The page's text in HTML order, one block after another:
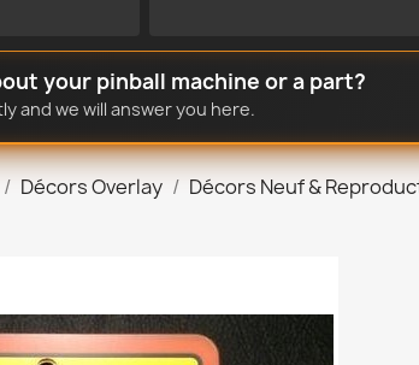
your pinball machine or a part?
and we will answer you here.
Décors Overlay Décors Neuf &